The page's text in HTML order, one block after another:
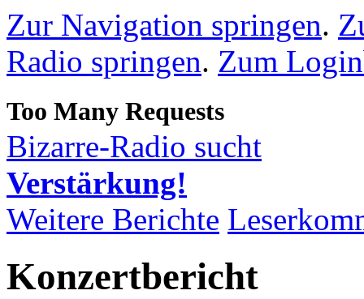
Zur Navigation springen.
Radio springen. Zum
Bizarre-Radio sucht
Verstärkung!
Weitere Berichte
Konzertbericht